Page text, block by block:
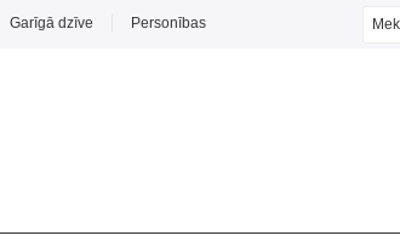
Garīgā dzīve Personības